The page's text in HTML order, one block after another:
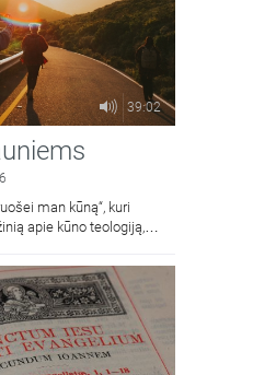
39:02
6
man kūną“, kuri
apie kūno teologiją,